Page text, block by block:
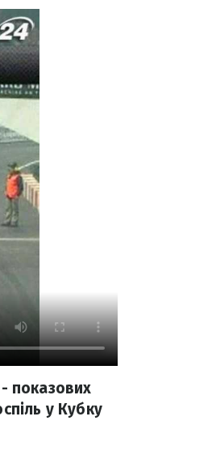
- показових
у Кубку